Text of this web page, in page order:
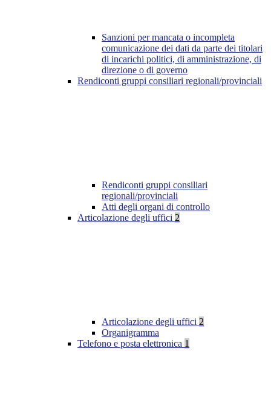
Sanzioni per mancata o incompleta
comunicazione dei dati da parte dei titolari
di incarichi politici, di amministrazione, di
direzione o di governo
Rendiconti gruppi consiliari regionali/provinciali
Rendiconti gruppi consiliari
regionali/provinciali
Atti degli organi di controllo
Articolazione degli uffici 2
Articolazione degli uffici 2
Organigramma
Telefono e posta elettronica 1